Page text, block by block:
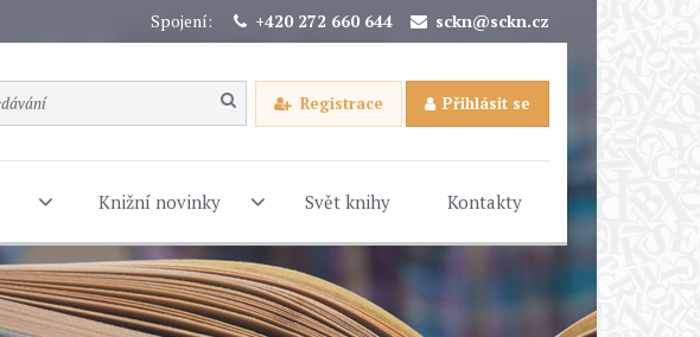
Spojení: +420 272 660 644 sckn@sckn.cz
Registrace Přihlásit se
Knižní novinky Svět knihy Kontakty